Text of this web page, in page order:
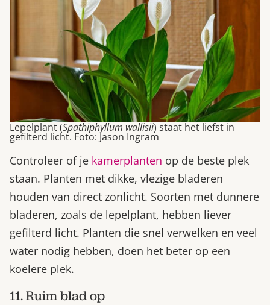
Lepelplant (Spathiphyllum wallisii) staat het liefst in
gefilterd licht. Foto: Jason Ingram
Controleer of je kamerplanten op de beste plek
staan. Planten met dikke, vlezige bladeren
houden van direct zonlicht. Soorten met dunnere
bladeren, zoals de lepelplant, hebben liever
gefilterd licht. Planten die snel verwelken en veel
water nodig hebben, doen het beter op een
koelere plek.
11. Ruim blad op